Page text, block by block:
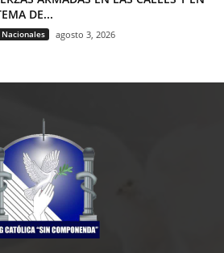
DE...
agosto 3, 2026